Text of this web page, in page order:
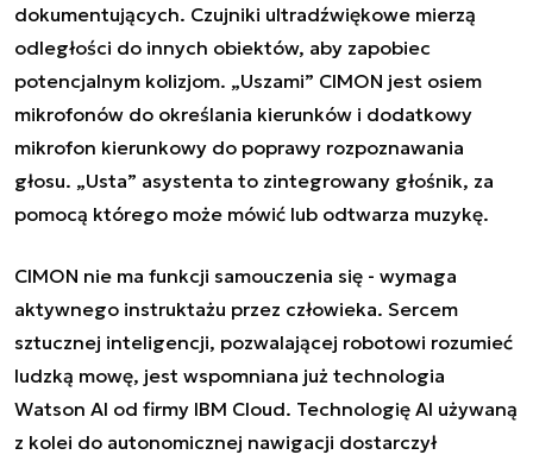
dokumentujących. Czujniki ultradźwiękowe mierzą
odległości do innych obiektów, aby zapobiec
potencjalnym kolizjom. „Uszami” CIMON jest osiem
mikrofonów do określania kierunków i dodatkowy
mikrofon kierunkowy do poprawy rozpoznawania
głosu. „Usta” asystenta to zintegrowany głośnik, za
pomocą którego może mówić lub odtwarza muzykę.
CIMON nie ma funkcji samouczenia się - wymaga
aktywnego instruktażu przez człowieka. Sercem
sztucznej inteligencji, pozwalającej robotowi rozumieć
ludzką mowę, jest wspomniana już technologia
Watson AI od firmy IBM Cloud. Technologię AI używaną
z kolei do autonomicznej nawigacji dostarczył